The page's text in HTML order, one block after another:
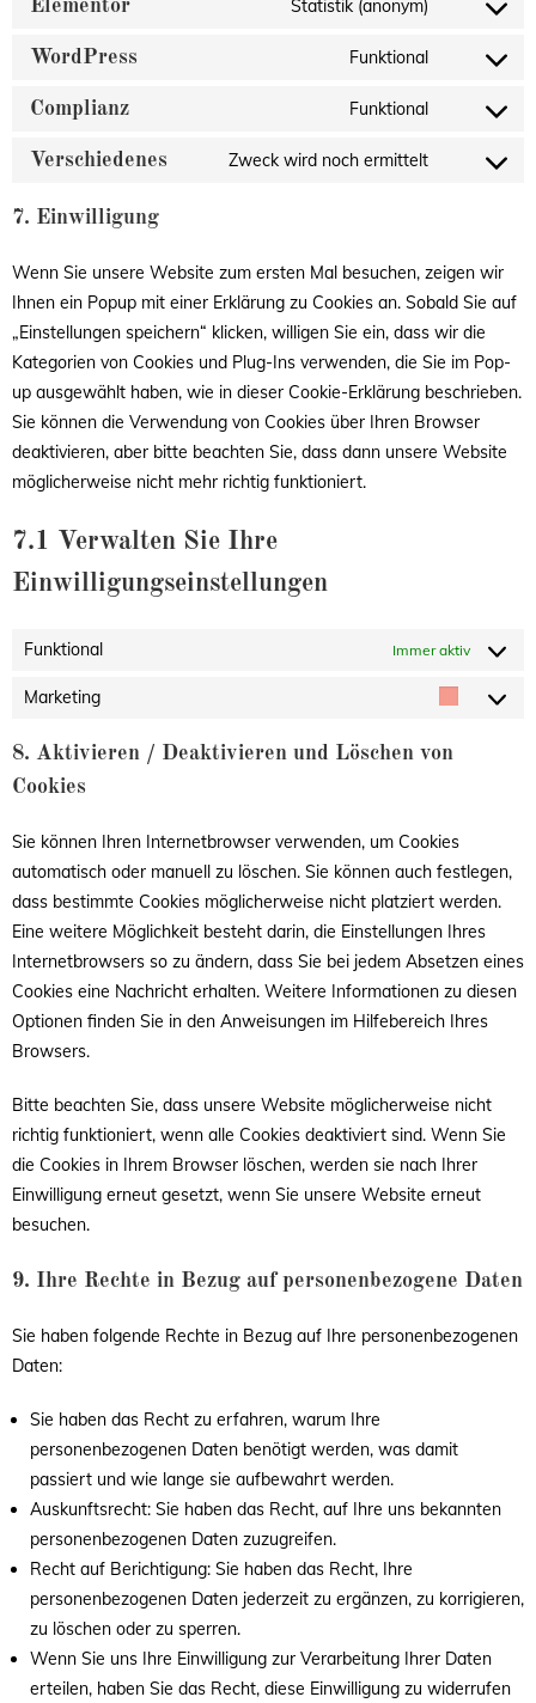
Elementor Statistik (anonym)
WordPress Funktional
Complianz Funktional
Verschiedenes Zweck wird noch ermittelt
7. Einwilligung
Wenn Sie unsere Website zum ersten Mal besuchen, zeigen wir
Ihnen ein Popup mit einer Erklärung zu Cookies an. Sobald Sie auf
„Einstellungen speichern“ klicken, willigen Sie ein, dass wir die
Kategorien von Cookies und Plug-Ins verwenden, die Sie im Pop-
up ausgewählt haben, wie in dieser Cookie-Erklärung beschrieben.
Sie können die Verwendung von Cookies über Ihren Browser
deaktivieren, aber bitte beachten Sie, dass dann unsere Website
möglicherweise nicht mehr richtig funktioniert.
7.1 Verwalten Sie Ihre
Einwilligungseinstellungen
Funktional Immer aktiv
Marketing
8. Aktivieren / Deaktivieren und Löschen von
Cookies
Sie können Ihren Internetbrowser verwenden, um Cookies
automatisch oder manuell zu löschen. Sie können auch festlegen,
dass bestimmte Cookies möglicherweise nicht platziert werden.
Eine weitere Möglichkeit besteht darin, die Einstellungen Ihres
Internetbrowsers so zu ändern, dass Sie bei jedem Absetzen eines
Cookies eine Nachricht erhalten. Weitere Informationen zu diesen
Optionen finden Sie in den Anweisungen im Hilfebereich Ihres
Browsers.
Bitte beachten Sie, dass unsere Website möglicherweise nicht
richtig funktioniert, wenn alle Cookies deaktiviert sind. Wenn Sie
die Cookies in Ihrem Browser löschen, werden sie nach Ihrer
Einwilligung erneut gesetzt, wenn Sie unsere Website erneut
besuchen.
9. Ihre Rechte in Bezug auf personenbezogene Daten
Sie haben folgende Rechte in Bezug auf Ihre personenbezogenen
Daten:
Sie haben das Recht zu erfahren, warum Ihre
personenbezogenen Daten benötigt werden, was damit
passiert und wie lange sie aufbewahrt werden.
Auskunftsrecht: Sie haben das Recht, auf Ihre uns bekannten
personenbezogenen Daten zuzugreifen.
Recht auf Berichtigung: Sie haben das Recht, Ihre
personenbezogenen Daten jederzeit zu ergänzen, zu korrigieren,
zu löschen oder zu sperren.
Wenn Sie uns Ihre Einwilligung zur Verarbeitung Ihrer Daten
erteilen, haben Sie das Recht, diese Einwilligung zu widerrufen